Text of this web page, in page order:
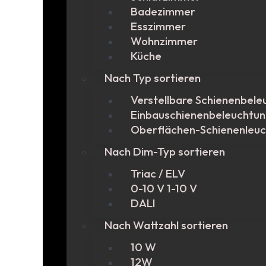
Badezimmer
Esszimmer
Wohnzimmer
Küche
Nach Typ sortieren
Verstellbare
Oberflächen-
Nach Dim-Typ sortieren
Triac / ELV
0-10 V 1-10 V
DALI
Nach Wattzahl sortieren
10 W
12W